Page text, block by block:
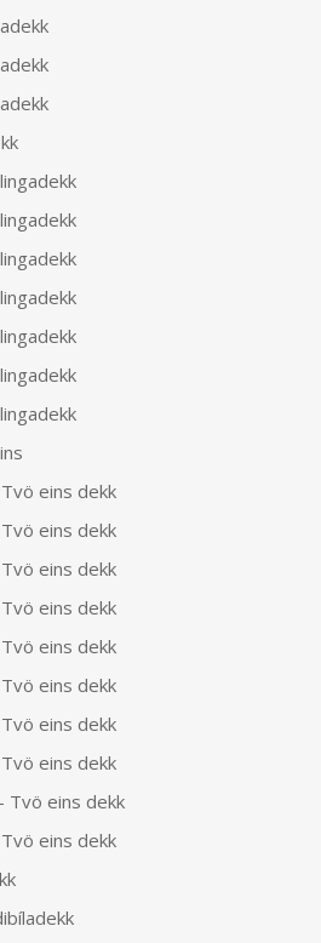
eins dekk
eins dekk
eins dekk
eins dekk
eins dekk
eins dekk
eins dekk
eins dekk
Tvö eins dekk
eins dekk